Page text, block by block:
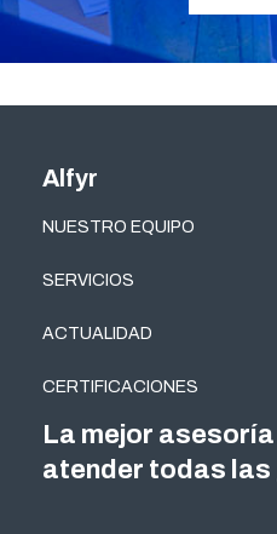
Alfyr
NUESTRO EQUIPO
SERVICIOS
ACTUALIDAD
CERTIFICACIONES
La mejor
atender todas